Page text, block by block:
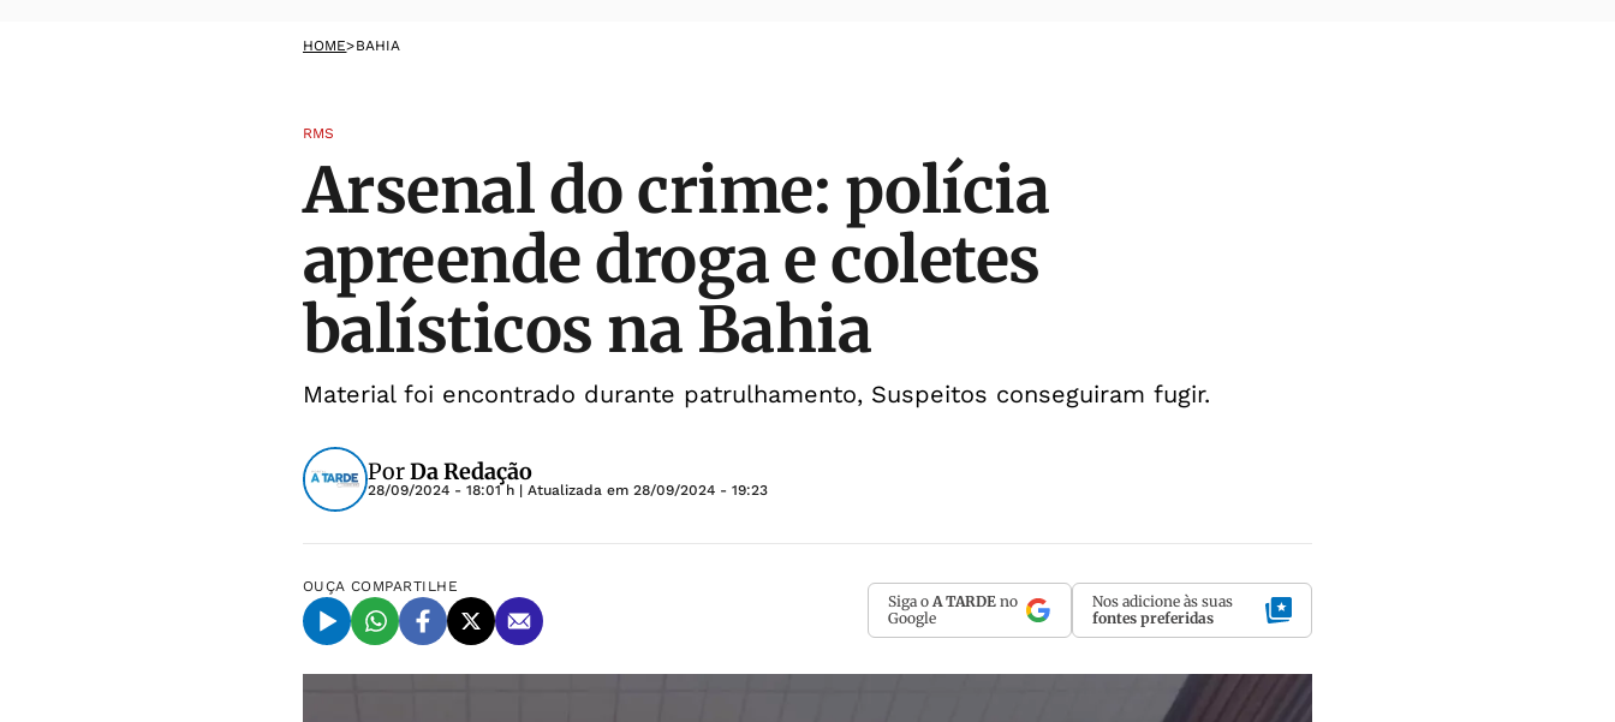
HOME>BAHIA
RMS
Arsenal do crime: polícia
apreende droga e coletes
balísticos na Bahia
Material foi encontrado durante patrulhamento, Suspeitos conseguiram fugir.
PorDa Redação
28/09/2024 - 18:01 h | Atualizada em 28/09/2024 - 19:23
OUÇA COMPARTILHE
Siga o A TARDE no
Google
Nos adicione às suas
fontes preferidas